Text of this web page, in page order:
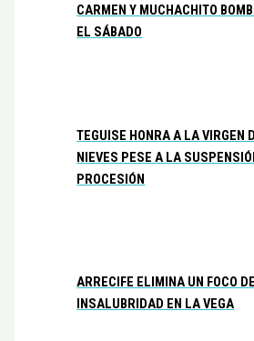
CARMEN Y MUCHACHITO
EL SÁBADO
TEGUISE HONRA A LA VIRGEN
NIEVES PESE A LA
PROCESIÓN
ARRECIFE ELIMINA UN FOCO DE
INSALUBRIDAD EN LA VEGA